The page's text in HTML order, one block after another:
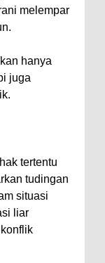
melempar
hanya
juga
tertentu
tudingan
situasi
liar